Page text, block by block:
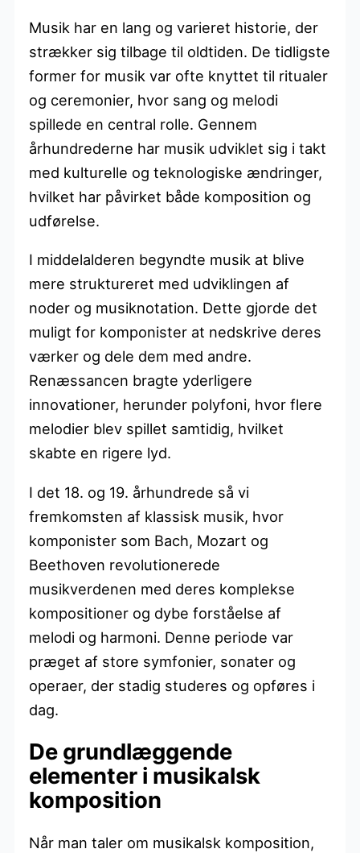
Musik har en lang og varieret historie, der
strækker sig tilbage til oldtiden. De tidligste
former for musik var ofte knyttet til ritualer
og ceremonier, hvor sang og melodi
spillede en central rolle. Gennem
århundrederne har musik udviklet sig i takt
med kulturelle og teknologiske ændringer,
hvilket har påvirket både komposition og
udførelse.
I middelalderen begyndte musik at blive
mere struktureret med udviklingen af
noder og musiknotation. Dette gjorde det
muligt for komponister at nedskrive deres
værker og dele dem med andre.
Renæssancen bragte yderligere
innovationer, herunder polyfoni, hvor flere
melodier blev spillet samtidig, hvilket
skabte en rigere lyd.
I det 18. og 19. århundrede så vi
fremkomsten af klassisk musik, hvor
komponister som Bach, Mozart og
Beethoven revolutionerede
musikverdenen med deres komplekse
kompositioner og dybe forståelse af
melodi og harmoni. Denne periode var
præget af store symfonier, sonater og
operaer, der stadig studeres og opføres i
dag.
De grundlæggende
elementer i musikalsk
komposition
Når man taler om musikalsk komposition,